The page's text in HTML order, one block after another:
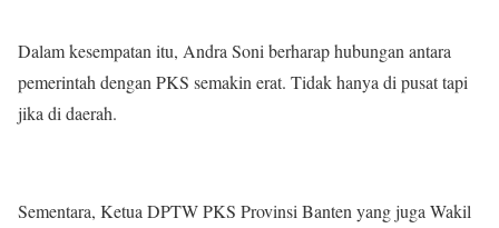
Dalam kesempatan itu, Andra Soni berharap hubungan antara
pemerintah dengan PKS semakin erat. Tidak hanya di pusat tapi
jika di daerah.
Sementara, Ketua DPTW PKS Provinsi Banten yang juga Wakil